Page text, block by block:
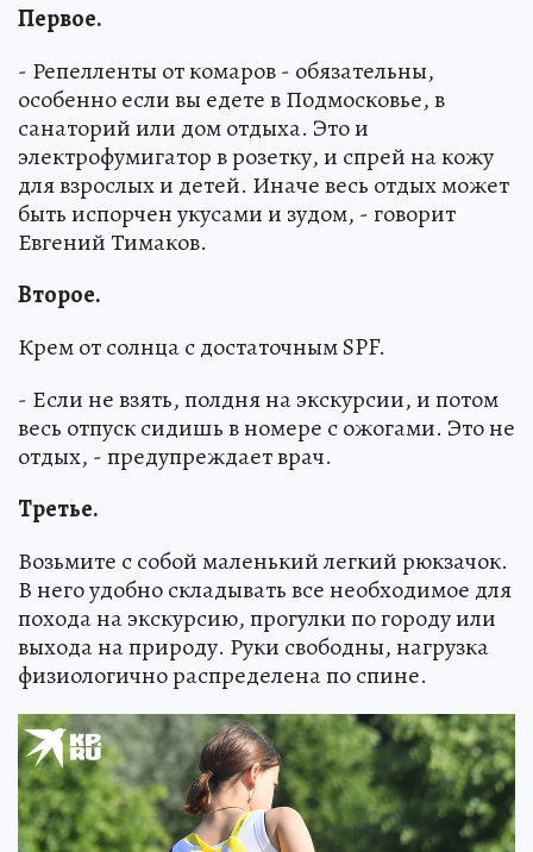
Первое.
- Репелленты от комаров - обязательны,
особенно если вы едете в Подмосковье, в
санаторий или дом отдыха. Это и
электрофумигатор в розетку, и спрей на кожу
для взрослых и детей. Иначе весь отдых может
быть испорчен укусами и зудом, - говорит
Евгений Тимаков.
Второе.
Крем от солнца с достаточным SPF.
- Если не взять, полдня на экскурсии, и потом
весь отпуск сидишь в номере с ожогами. Это не
отдых, - предупреждает врач.
Третье.
Возьмите с собой маленький легкий рюкзачок.
В него удобно складывать все необходимое для
похода на экскурсию, прогулки по городу или
выхода на природу. Руки свободны, нагрузка
физиологично распределена по спине.